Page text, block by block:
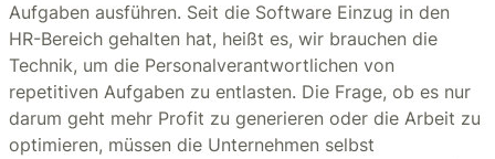
Aufgaben ausführen. Seit die Software Einzug in den
HR-Bereich gehalten hat, heißt es, wir brauchen die
Technik, um die Personalverantwortlichen von
repetitiven Aufgaben zu entlasten. Die Frage, ob es nur
darum geht mehr Profit zu generieren oder die Arbeit zu
optimieren, müssen die Unternehmen selbst